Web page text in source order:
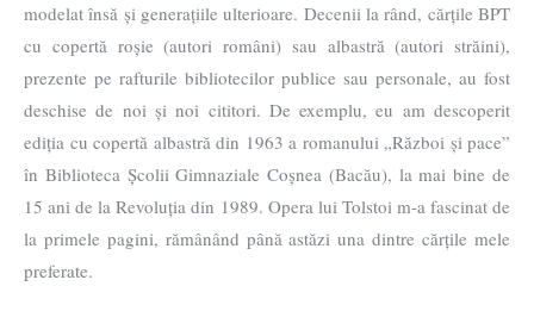
modelat însă și generațiile ulterioare. Decenii la rând, cărțile BPT
cu copertă roșie (autori români) sau albastră (autori străini),
prezente pe rafturile bibliotecilor publice sau personale, au fost
deschise de noi și noi cititori. De exemplu, eu am descoperit
ediția cu copertă albastră din 1963 a romanului „Război și pace”
în Biblioteca Școlii Gimnaziale Coșnea (Bacău), la mai bine de
15 ani de la Revoluția din 1989. Opera lui Tolstoi m-a fascinat de
la primele pagini, rămânând până astăzi una dintre cărțile mele
preferate.